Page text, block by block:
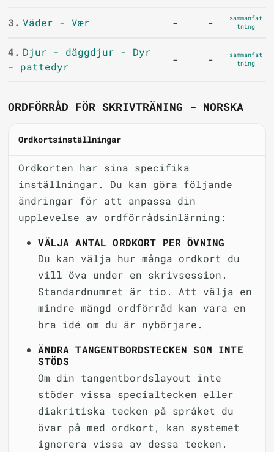
3. Väder - Vær - -
sammanfat
tning
4. Djur - däggdjur - Dyr
- pattedyr
- -
sammanfat
tning
ORDFÖRRÅD FÖR SKRIVTRÄNING - NORSKA
Ordkortsinställningar
Ordkorten har sina specifika
inställningar. Du kan göra följande
ändringar för att anpassa din
upplevelse av ordförrådsinlärning:
VÄLJA ANTAL ORDKORT PER ÖVNING
Du kan välja hur många ordkort du
vill öva under en skrivsession.
Standardnumret är tio. Att välja en
mindre mängd ordförråd kan vara en
bra idé om du är nybörjare.
ÄNDRA TANGENTBORDSTECKEN SOM INTE
STÖDS
Om din tangentbordslayout inte
stöder vissa specialtecken eller
diakritiska tecken på språket du
övar på med ordkort, kan systemet
ignorera vissa av dessa tecken.